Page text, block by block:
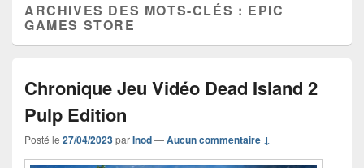
ARCHIVES DES MOTS-CLÉS : EPIC
GAMES STORE
Chronique Jeu Vidéo Dead Island 2
Pulp Edition
Posté le 27/04/2023parInod—Aucun commentaire ↓